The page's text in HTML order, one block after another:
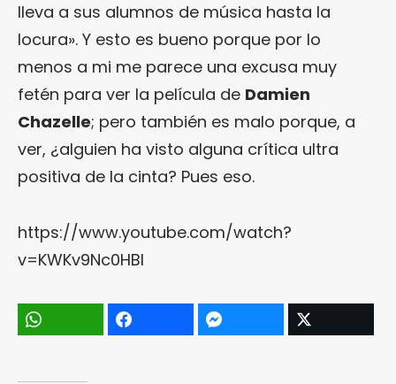
lleva a sus alumnos de música hasta la
locura». Y esto es bueno porque por lo
menos a mi me parece una excusa muy
fetén para ver la película de Damien
Chazelle; pero también es malo porque, a
ver, ¿alguien ha visto alguna crítica ultra
positiva de la cinta? Pues eso.
https://www.youtube.com/watch?
v=KWKv9Nc0HBI